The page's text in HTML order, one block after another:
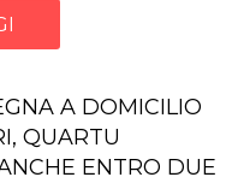
A DOMICILIO
QUARTU
ENTRO DUE